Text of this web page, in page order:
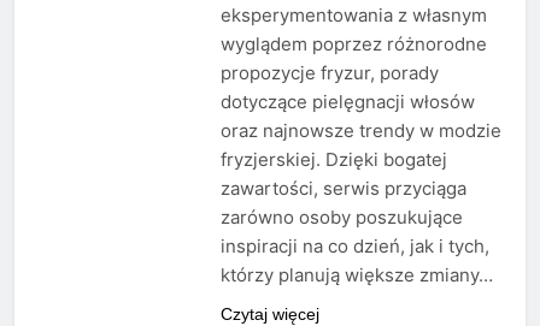
eksperymentowania z własnym
wyglądem poprzez różnorodne
propozycje fryzur, porady
dotyczące pielęgnacji włosów
oraz najnowsze trendy w modzie
fryzjerskiej. Dzięki bogatej
zawartości, serwis przyciąga
zarówno osoby poszukujące
inspiracji na co dzień, jak i tych,
którzy planują większe zmiany…
Czytaj więcej